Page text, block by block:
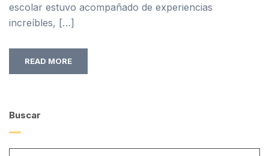
escolar estuvo acompañado de experiencias
increíbles, […]
READ MORE
Buscar